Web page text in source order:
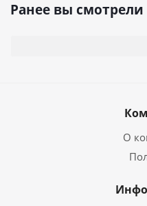
Ранее вы смотрели
О